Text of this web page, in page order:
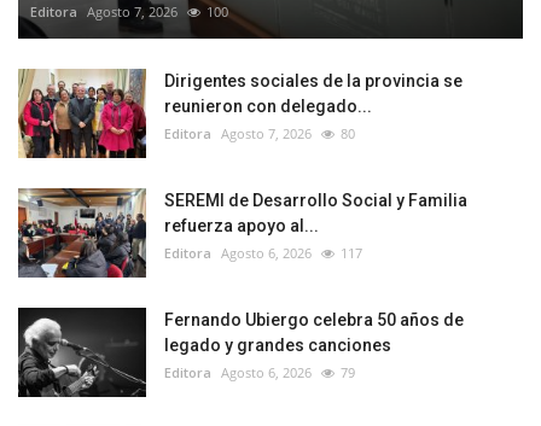
Editora Agosto 7, 2026 100
Dirigentes sociales de la provincia se
reunieron con delegado...
Editora Agosto 7, 2026 80
SEREMI de Desarrollo Social y Familia
refuerza apoyo al...
Editora Agosto 6, 2026 117
Fernando Ubiergo celebra 50 años de
legado y grandes canciones
Editora Agosto 6, 2026 79